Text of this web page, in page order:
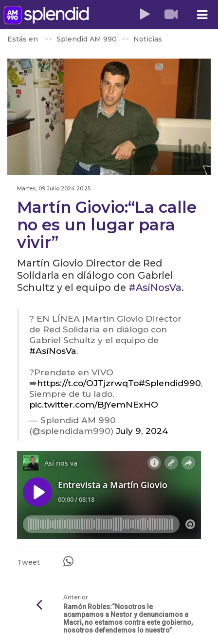
Estás en Splendid AM 990 Noticias
Martes, 09 Julio 2024 20:25
Martín Giovio:“La calle
no es un lugar para
vivir”
Martín Giovio Director de Red
Solidaria en diálogo con Gabriel
Schultz y el equipo de #AsíNosVa.
? EN LÍNEA |Martín Giovio Director
de Red Solidaria en diálogo con
Gabriel Schultz y el equipo de
#AsíNosVa.
?Prendete en VIVO
➡️https://t.co/OJTjzrwqTo#Splendid990,
Siempre de tu lado.
pic.twitter.com/BjYemNExHO
— Splendid AM 990
(@splendidam990) July 9, 2024
Tweet
Anterior
Ramón Robles:“Nosotros le
acampamos a Nestor y denunciamos a
Macri, no estamos contra este gobierno,
nosotros defendemos lo nuestro”